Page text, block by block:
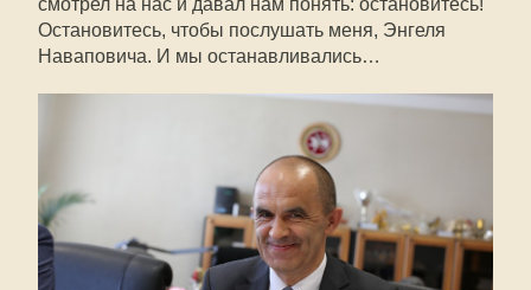
Остановитесь, чтобы послушать меня, Энгеля
Наваповича. И мы останавливались…